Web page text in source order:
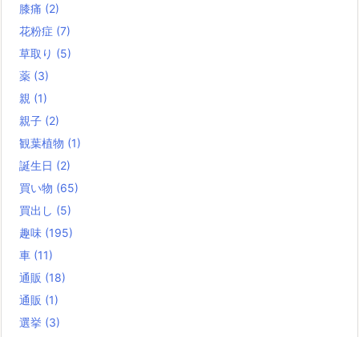
膝痛 (2)
花粉症 (7)
草取り (5)
薬 (3)
親 (1)
親子 (2)
観葉植物 (1)
誕生日 (2)
買い物 (65)
買出し (5)
趣味 (195)
車 (11)
通販 (18)
通販 (1)
選挙 (3)